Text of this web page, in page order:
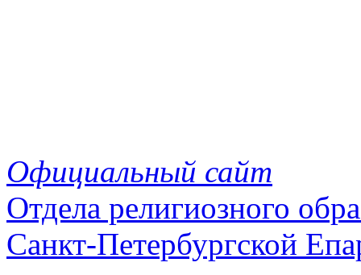
Официальный сайт
Отдела религиозного
Санкт-Петербургской